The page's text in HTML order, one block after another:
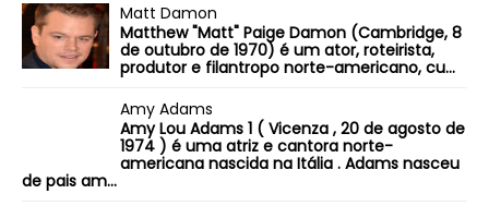
Matt Damon
Matthew "Matt" Paige Damon (Cambridge, 8
de outubro de 1970) é um ator, roteirista,
produtor e filantropo norte-americano, cu...
Amy Adams
Amy Lou Adams 1 ( Vicenza , 20 de agosto de
1974 ) é uma atriz e cantora norte-
americana nascida na Itália . Adams nasceu
de pais am...